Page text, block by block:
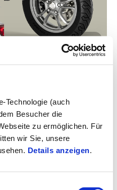
Technologie (auch
Besucher die
zu ermöglichen. Für
wir Sie, unsere
Details anzeigen.
More info
More info